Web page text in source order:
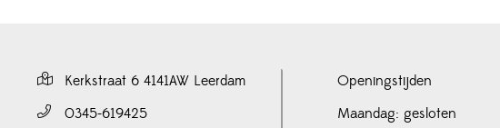
Kerkstraat 6 4141AW Leerdam
0345-619425
Openingstijden
Maandag: gesloten